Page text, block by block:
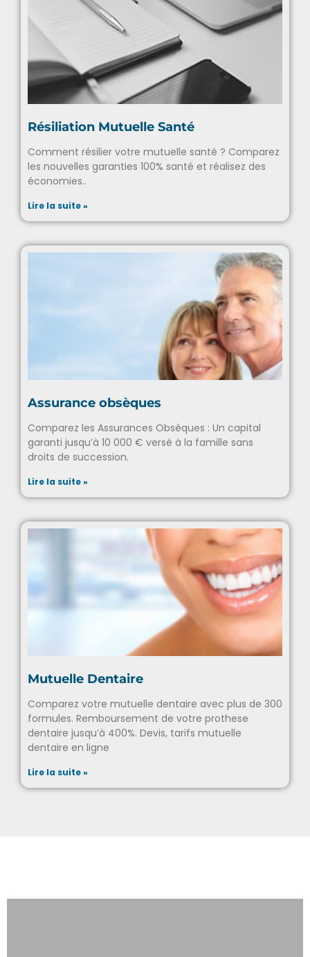
Résiliation Mutuelle Santé
Comment résilier votre mutuelle santé ? Comparez
les nouvelles garanties 100% santé et réalisez des
économies..
Assurance obsèques
Comparez les Assurances Obsèques : Un capital
garanti jusqu’à 10 000 € versé à la famille sans
droits de succession.
Mutuelle Dentaire
Comparez votre mutuelle dentaire avec plus de 300
formules. Remboursement de votre prothese
dentaire jusqu’à 400%. Devis, tarifs mutuelle
dentaire en ligne